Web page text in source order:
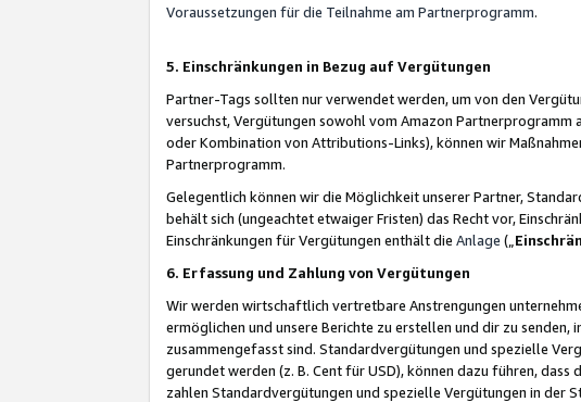
Voraussetzungen für die Teilnahme am Partnerprogramm.
5. Einschränkungen in Bezug auf Vergütungen
Partner-Tags sollten nur verwendet werden, um von den
versuchst, Vergütungen sowohl vom Amazon
oder Kombination von Attributions-Links), können wir
Partnerprogramm.
Gelegentlich können wir die Möglichkeit unserer Partner,
behält sich (ungeachtet etwaiger Fristen) das Recht vor,
Einschränkungen für Vergütungen enthält die Anlage („
6. Erfassung und Zahlung von Vergütungen
Wir werden wirtschaftlich vertretbare Anstrengungen
ermöglichen und unsere Berichte zu erstellen und dir zu
zusammengefasst sind. Standardvergütungen und spezielle
gerundet werden (z. B. Cent für USD), können dazu führen,
zahlen Standardvergütungen und spezielle Vergütungen in der